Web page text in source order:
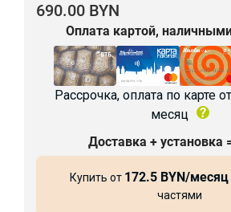
690.00 BYN
Оплата картой,
Рассрочка, оплата по карте от
месяц
Доставка + установка
Купить от 172.5 BYN/месяц
частями